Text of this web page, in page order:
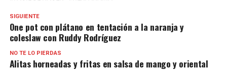
SIGUIENTE
One pot con plátano en tentación a la naranja y
coleslaw con Ruddy Rodríguez
NO TE LO PIERDAS
Alitas horneadas y fritas en salsa de mango y oriental